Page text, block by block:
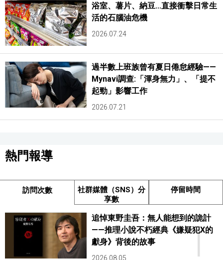
浴室、薯片、納豆...直接衝擊日常生
活的石腦油危機
2026.07.24
過半數上班族曾有夏日倦怠經驗——
Mynavi調查:「渾身無力」、「提不
起勁」影響工作
2026.07.21
熱門報導
訪問次數
社群媒體（SNS）分
享數
停留時間
1
追悼東野圭吾：無人能想到的詭計
——推理小說不朽經典《嫌疑犯X的
獻身》背後的故事
2026.08.05